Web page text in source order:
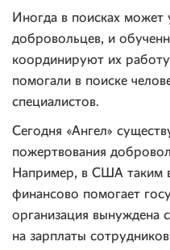
Иногда в поисках может
добровольцев, и
координируют их
помогали в поиске
специалистов.
Сегодня «Ангел»
пожертвования
Например, в США таким
финансово помогает
организация вынуждена
на зарплаты